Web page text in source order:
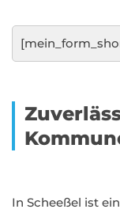
In Scheeßel ist